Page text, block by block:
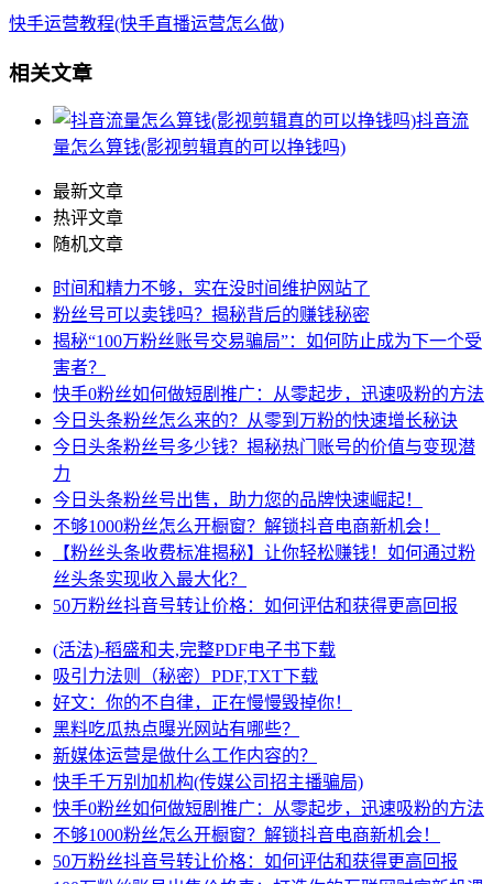
快手运营教程(快手直播运营怎么做)
相关文章
抖音流
量怎么算钱(影视剪辑真的可以挣钱吗)
最新文章
热评文章
随机文章
时间和精力不够，实在没时间维护网站了
粉丝号可以卖钱吗？揭秘背后的赚钱秘密
揭秘“100万粉丝账号交易骗局”：如何防止成为下一个受
害者？
快手0粉丝如何做短剧推广：从零起步，迅速吸粉的方法
今日头条粉丝怎么来的？从零到万粉的快速增长秘诀
今日头条粉丝号多少钱？揭秘热门账号的价值与变现潜
力
今日头条粉丝号出售，助力您的品牌快速崛起！
不够1000粉丝怎么开橱窗？解锁抖音电商新机会！
【粉丝头条收费标准揭秘】让你轻松赚钱！如何通过粉
丝头条实现收入最大化？
50万粉丝抖音号转让价格：如何评估和获得更高回报
(活法)-稻盛和夫,完整PDF电子书下载
吸引力法则（秘密）PDF,TXT下载
好文：你的不自律，正在慢慢毁掉你！
黑料吃瓜热点曝光网站有哪些？
新媒体运营是做什么工作内容的？
快手千万别加机构(传媒公司招主播骗局)
快手0粉丝如何做短剧推广：从零起步，迅速吸粉的方法
不够1000粉丝怎么开橱窗？解锁抖音电商新机会！
50万粉丝抖音号转让价格：如何评估和获得更高回报